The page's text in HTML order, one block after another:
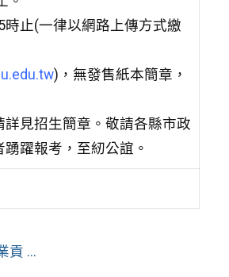
止(一律以網路上傳方式繳
)，無發售紙本簡章，
見招生簡章。敬請各縣市政
躍報考，至紉公誼。
貢 ...